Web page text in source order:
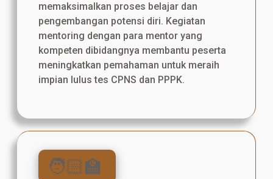
memaksimalkan proses belajar dan
pengembangan potensi diri. Kegiatan
mentoring dengan para mentor yang
kompeten dibidangnya membantu peserta
meningkatkan pemahaman untuk meraih
impian lulus tes CPNS dan PPPK.
🧑🏻‍🏫